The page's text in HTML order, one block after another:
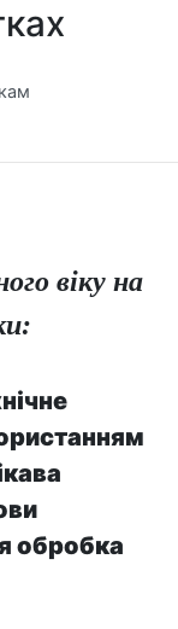
віку на
обробка